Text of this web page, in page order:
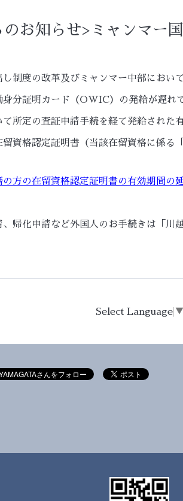
お知らせ>ミャンマー
制度の改革及びミャンマー中部におい
分証明カード（OWIC）の発給が遅れ
所定の査証申請手続を経て発給された
資格認定証明書（当該在留資格に係
の方の在留資格認定証明書の有効期間の
帰化申請など外国人のお手続きは「川
Select Language ▼